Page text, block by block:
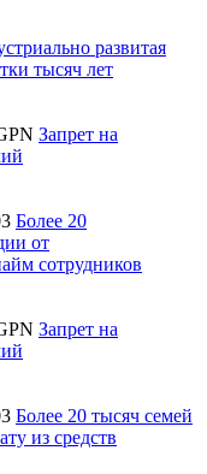
развитая
тысяч лет
Запрет на
Более 20
от
сотрудников
Запрет на
Более 20 тысяч семей
из средств